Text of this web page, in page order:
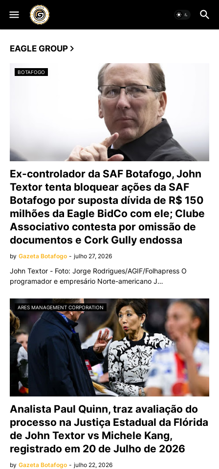
EAGLE GROUP
BOTAFOGO
Ex-controlador da SAF Botafogo, John
Textor tenta bloquear ações da SAF
Botafogo por suposta dívida de R$ 150
milhões da Eagle BidCo com ele; Clube
Associativo contesta por omissão de
documentos e Cork Gully endossa
by Gazeta Botafogo - julho 27, 2026
John Textor - Foto: Jorge Rodrigues/AGIF/Folhapress O
programador e empresário Norte-americano J…
ARES MANAGEMENT CORPORATION
Analista Paul Quinn, traz avaliação do
processo na Justiça Estadual da Flórida
de John Textor vs Michele Kang,
registrado em 20 de Julho de 2026
by Gazeta Botafogo - julho 22, 2026